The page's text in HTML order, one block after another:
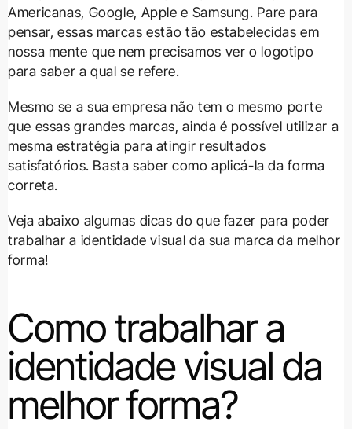
Americanas, Google, Apple e Samsung. Pare para
pensar, essas marcas estão tão estabelecidas em
nossa mente que nem precisamos ver o logotipo
para saber a qual se refere.
Mesmo se a sua empresa não tem o mesmo porte
que essas grandes marcas, ainda é possível utilizar a
mesma estratégia para atingir resultados
satisfatórios. Basta saber como aplicá-la da forma
correta.
Veja abaixo algumas dicas do que fazer para poder
trabalhar a identidade visual da sua marca da melhor
forma!
Como trabalhar a
identidade visual da
melhor forma?